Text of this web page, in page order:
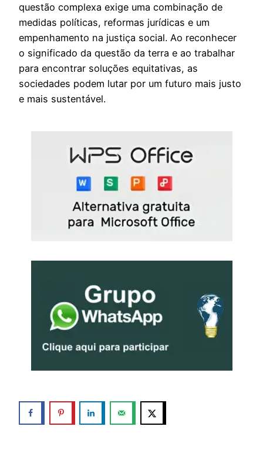
questão complexa exige uma combinação de
medidas políticas, reformas jurídicas e um
empenhamento na justiça social. Ao reconhecer
o significado da questão da terra e ao trabalhar
para encontrar soluções equitativas, as
sociedades podem lutar por um futuro mais justo
e mais sustentável.